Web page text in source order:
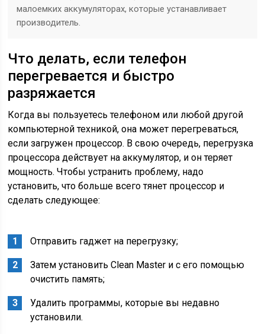
малоемких аккумуляторах, которые устанавливает
производитель.
Что делать, если телефон
перегревается и быстро
разряжается
Когда вы пользуетесь телефоном или любой другой
компьютерной техникой, она может перегреваться,
если загружен процессор. В свою очередь, перегрузка
процессора действует на аккумулятор, и он теряет
мощность. Чтобы устранить проблему, надо
установить, что больше всего тянет процессор и
сделать следующее:
Отправить гаджет на перегрузку;
Затем установить Clean Master и с его помощью
очистить память;
Удалить программы, которые вы недавно
установили.